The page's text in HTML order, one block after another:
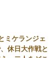
ミケランジェ
休日大作戦と